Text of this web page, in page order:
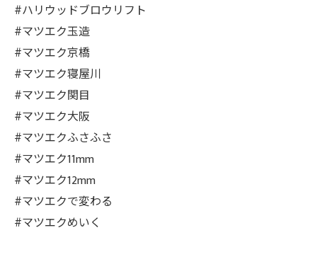
#ハリウッドブロウリフト
#マツエク玉造
#マツエク京橋
#マツエク寝屋川
#マツエク関目
#マツエク大阪
#マツエクふさふさ
#マツエク11mm
#マツエク12mm
#マツエクで変わる
#マツエクめいく